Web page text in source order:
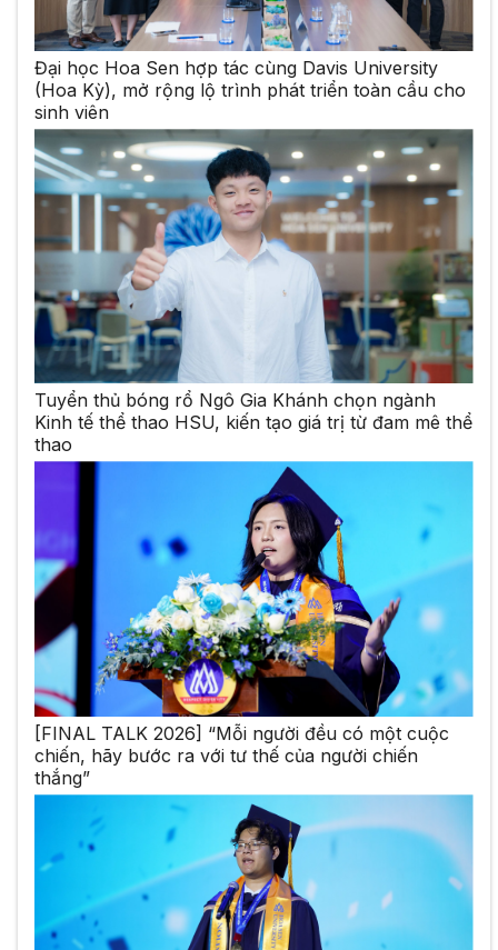
Đại học Hoa Sen hợp tác cùng Davis University
(Hoa Kỳ), mở rộng lộ trình phát triển toàn cầu cho
sinh viên
Tuyển thủ bóng rổ Ngô Gia Khánh chọn ngành
Kinh tế thể thao HSU, kiến tạo giá trị từ đam mê thể
thao
[FINAL TALK 2026] “Mỗi người đều có một cuộc
chiến, hãy bước ra với tư thế của người chiến
thắng”